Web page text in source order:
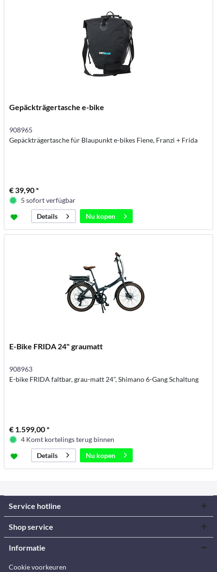
Gepäckträgertasche e-bike
908965
Gepäckträgertasche für Blaupunkt e-bikes Fiene, Franzi + Frida
€ 39,90 *
5 sofort verfügbar
Details
Nu kopen
E-Bike FRIDA 24" graumatt
908963
E-bike FRIDA faltbar, grau-matt 24", Shimano 6-Gang Schaltung
€ 1.599,00 *
4 Komt kortelings terug binnen
Details
Nu kopen
Service hotline
Shop service
Informatie
Cookie voorkeuren